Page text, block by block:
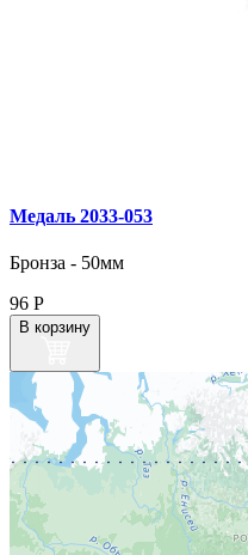
Медаль 2033‑053
Бронза - 50мм
96 Р
В корзину